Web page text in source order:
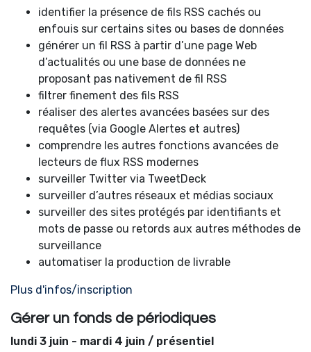
identifier la présence de fils RSS cachés ou
enfouis sur certains sites ou bases de données
générer un fil RSS à partir d’une page Web
d’actualités ou une base de données ne
proposant pas nativement de fil RSS
filtrer finement des fils RSS
réaliser des alertes avancées basées sur des
requêtes (via Google Alertes et autres)
comprendre les autres fonctions avancées de
lecteurs de flux RSS modernes
surveiller Twitter via TweetDeck
surveiller d’autres réseaux et médias sociaux
surveiller des sites protégés par identifiants et
mots de passe ou retords aux autres méthodes de
surveillance
automatiser la production de livrable
Plus d'infos/inscription
Gérer un fonds de périodiques
lundi 3 juin - mardi 4 juin / présentiel